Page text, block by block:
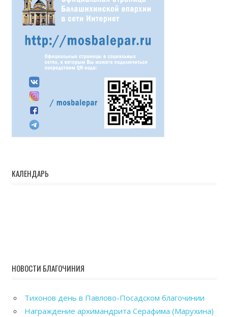
КАЛЕНДАРЬ
НОВОСТИ БЛАГОЧИНИЯ
Тихонов день в Павлово-Посадском благочинии
Награждение архимандрита Серафима (Марухина)